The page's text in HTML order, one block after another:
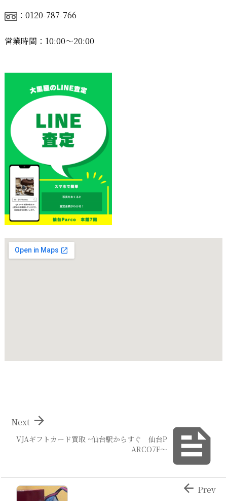
：0120-787-766
営業時間：10:00〜20:00

VJAギフトカード買取 ~仙台駅からすぐ 仙台P
ARCO7F～

Next
 Prev